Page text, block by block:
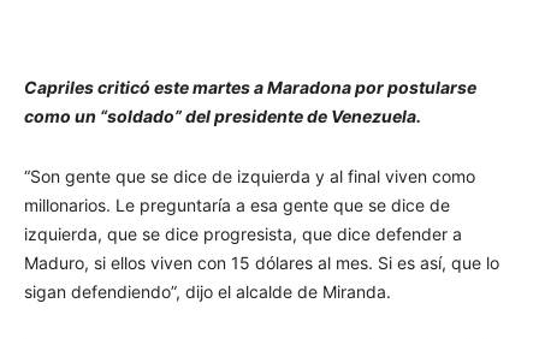
Capriles criticó este martes a Maradona por postularse
como un “soldado” del presidente de Venezuela.
“Son gente que se dice de izquierda y al final viven como
millonarios. Le preguntaría a esa gente que se dice de
izquierda, que se dice progresista, que dice defender a
Maduro, si ellos viven con 15 dólares al mes. Si es así, que lo
sigan defendiendo”, dijo el alcalde de Miranda.